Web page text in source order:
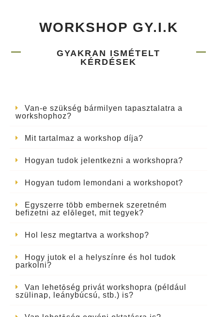
WORKSHOP GY.I.K
GYAKRAN ISMÉTELT
KÉRDÉSEK
Van-e szükség bármilyen tapasztalatra a
workshophoz?
Mit tartalmaz a workshop díja?
Hogyan tudok jelentkezni a workshopra?
Hogyan tudom lemondani a workshopot?
Egyszerre több embernek szeretném
befizetni az előleget, mit tegyek?
Hol lesz megtartva a workshop?
Hogy jutok el a helyszínre és hol tudok
parkolni?
Van lehetőség privát workshopra (például
szülinap, leánybúcsú, stb.) is?